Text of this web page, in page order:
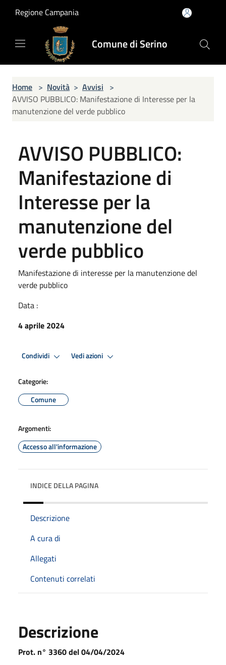
Regione Campania
Comune di Serino
Home > Novità > Avvisi >
AVVISO PUBBLICO: Manifestazione di Interesse per la
manutenzione del verde pubblico
AVVISO PUBBLICO:
Manifestazione di
Interesse per la
manutenzione del
verde pubblico
Manifestazione di interesse per la manutenzione del
verde pubblico
Data :
4 aprile 2024
Condividi Vedi azioni
Categorie:
Comune
Argomenti:
Accesso all'informazione
INDICE DELLA PAGINA
Descrizione
A cura di
Allegati
Contenuti correlati
Descrizione
Prot. n° 3360 del 04/04/2024